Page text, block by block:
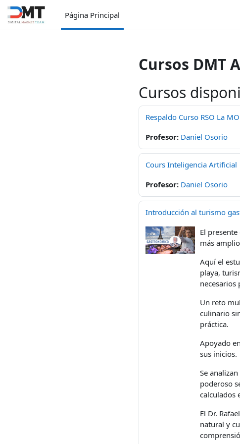
Salta al contenido principal
Página Principal
Cursos DMT
Cursos
Respaldo Curso RSO La
Profesor: Daniel Osorio
Cours Inteligencia Artificial
Profesor: Daniel Osorio
Introducción al turismo
El
más
Aquí el
playa,
Un reto
culinario
práctica.
Apoyado
sus inicios.
Se
poderoso
calculados
El Dr.
natural y